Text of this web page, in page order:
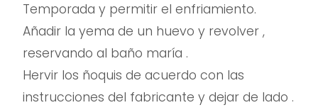
Temporada y permitir el enfriamiento.
Añadir la yema de un huevo y revolver ,
reservando al baño maría .
Hervir los ñoquis de acuerdo con las
instrucciones del fabricante y dejar de lado .